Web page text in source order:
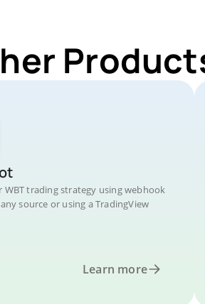
WBT trading strategy using webhook
source or using a TradingView
Learn more